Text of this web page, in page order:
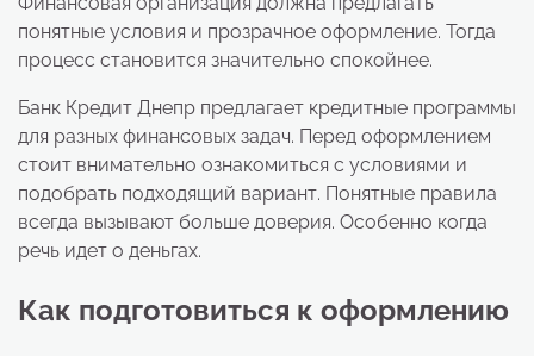
понятные условия и прозрачное оформление. Тогда
процесс становится значительно спокойнее.
Банк Кредит Днепр предлагает кредитные программы
для разных финансовых задач. Перед оформлением
стоит внимательно ознакомиться с условиями и
подобрать подходящий вариант. Понятные правила
всегда вызывают больше доверия. Особенно когда
речь идет о деньгах.
Как подготовиться к оформлению